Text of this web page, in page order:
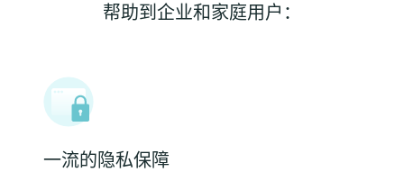
帮助到企业和家庭用户：
一流的隐私保障